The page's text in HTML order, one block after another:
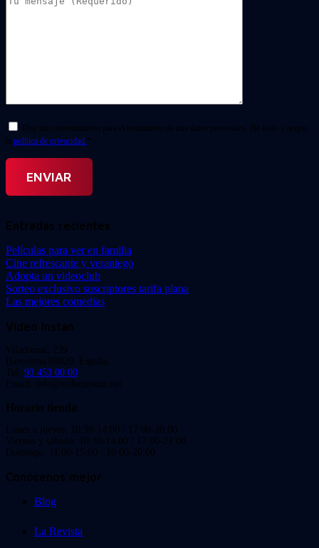
Doy mi consentimiento para el tratamiento de mis datos personales. He leído y acepto
la política de privacidad. *
Entradas recientes
Películas para ver en familia
Cine refrescante y veraniego
Adopta un videoclub
Sorteo exclusivo suscriptores tarifa plana
Las mejores comedias
Video Instan
Viladomat, 239
Barcelona 08029. España.
Tel: 93 453 00 00
Email: info@videoinstan.net
Horario tienda
Lunes a jueves: 10:30-14:00 / 17:00-20:00
Viernes y sábado: 10:30-14:00 / 17:00-21:00
Domingo: 11:00-15:00 / 16:00-20:00
Conócenos mejor
Blog
La Revista